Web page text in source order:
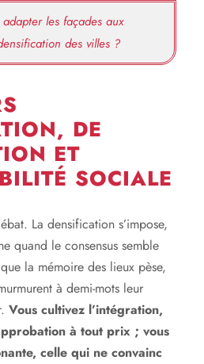
adapter les façades aux
des villes ?
DE
ET
SOCIALE
La densification s’impose,
quand le consensus semble
la mémoire des lieux pèse,
à demi-mots leur
Vous cultivez l’intégration,
à tout prix ; vous
celle qui ne convainc